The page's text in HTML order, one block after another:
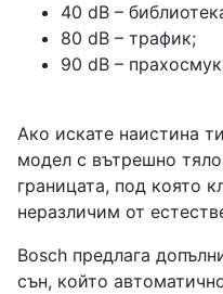
40 dB –
80 dB – трафик;
90 dB –
Ако искате наистина
модел с вътрешно
границата, под която
неразличим от
Bosch предлага
сън, който